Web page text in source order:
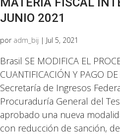
JUNIO 2021
por adm_bij | Jul 5, 2021
Brasil SE MODIFICA EL
CUANTIFICACIÓN Y PAGO
Secretaría de Ingresos
Procuraduría General del
aprobado una nueva
con reducción de sanción,